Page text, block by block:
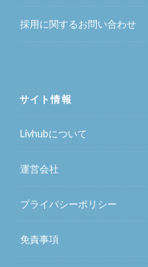
採用に関するお問い合わせ
サイト情報
Livhubについて
運営会社
プライバシーポリシー
免責事項